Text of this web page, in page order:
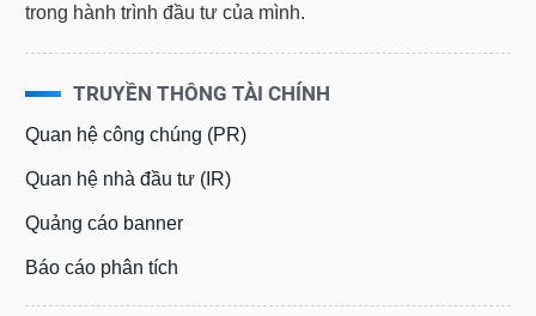
trong hành trình đầu tư của mình.
TRUYỀN THÔNG TÀI CHÍNH
Quan hệ công chúng (PR)
Quan hệ nhà đầu tư (IR)
Quảng cáo banner
Báo cáo phân tích